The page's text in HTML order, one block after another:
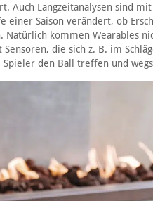
Auch Langzeitanalysen sind
einer Saison verändert, ob
Natürlich kommen Wearables
die sich z. B. im
den Ball treffen und